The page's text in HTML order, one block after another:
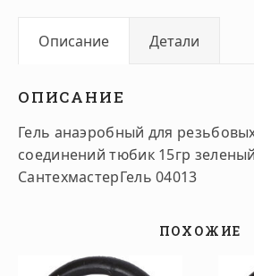
Описание Детали
ОПИСАНИЕ
Гель анаэробный для
соединений тюбик 15гр зеленый
СантехмастерГель 04013
ПОХОЖИЕ